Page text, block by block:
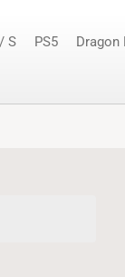
S PS5 Dragon